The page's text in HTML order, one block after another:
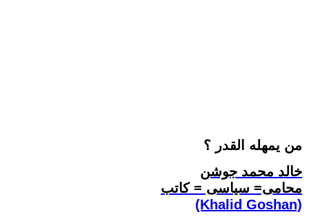
من يمهله القدر ؟
خالد محمد جوشن
محامى= سياسى = كاتب
(Khalid Goshan)